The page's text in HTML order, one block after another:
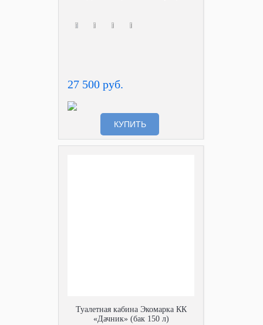
27 500 руб.
КУПИТЬ
Туалетная кабина Экомарка КК
«Дачник» (бак 150 л)